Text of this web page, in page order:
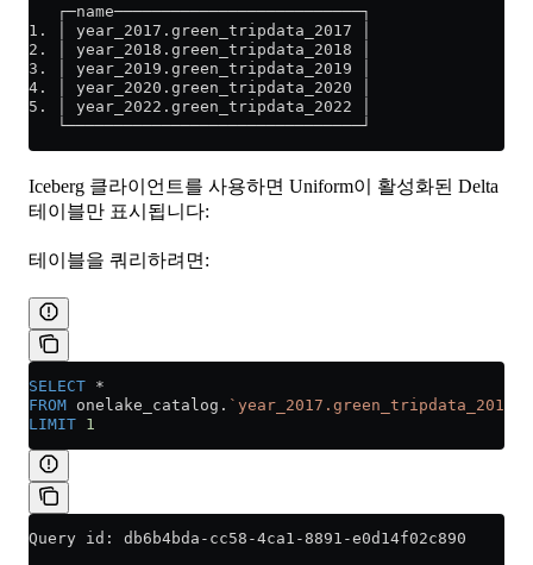
   ┌─name──────────────────────────┐
1. │ year_2017.green_tripdata_2017 │
2. │ year_2018.green_tripdata_2018 │
3. │ year_2019.green_tripdata_2019 │
4. │ year_2020.green_tripdata_2020 │
5. │ year_2022.green_tripdata_2022 │
   └───────────────────────────────┘
Iceberg 클라이언트를 사용하면 Uniform이 활성화된 Delta
테이블만 표시됩니다:
테이블을 쿼리하려면:
SELECT *
FROM onelake_catalog. `year_2017.green_tripdata_2017`
LIMIT 1
Query id: db6b4bda-cc58-4ca1-8891-e0d14f02c890